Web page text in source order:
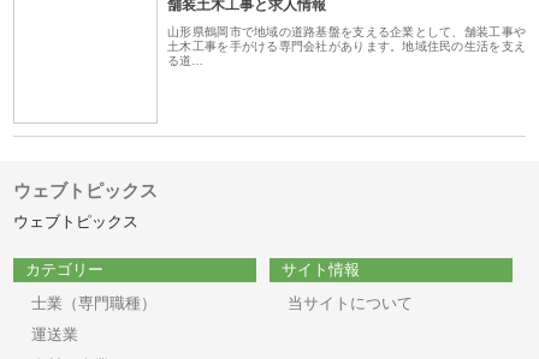
舗装土木工事と求人情報
山形県鶴岡市で地域の道路基盤を支える企業として、舗装工事や
土木工事を手がける専門会社があります。地域住民の生活を支え
る道…
ウェブトピックス
ウェブトピックス
カテゴリー
士業（専門職種）
運送業
サイト情報
当サイトについて